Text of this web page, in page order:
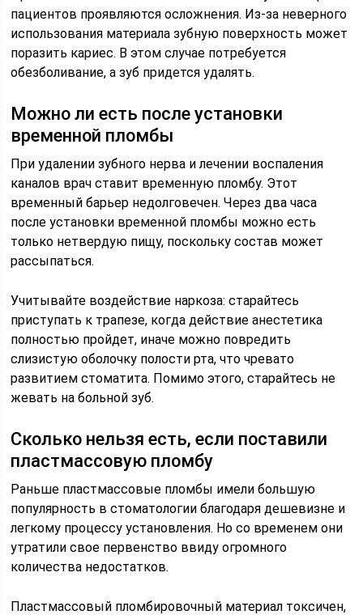
пациентов проявляются осложнения. Из-за неверного
использования материала зубную поверхность может
поразить кариес. В этом случае потребуется
обезболивание, а зуб придется удалять.
Можно ли есть после установки
временной пломбы
При удалении зубного нерва и лечении воспаления
каналов врач ставит временную пломбу. Этот
временный барьер недолговечен. Через два часа
после установки временной пломбы можно есть
только нетвердую пищу, поскольку состав может
рассыпаться.
Учитывайте воздействие наркоза: старайтесь
приступать к трапезе, когда действие анестетика
полностью пройдет, иначе можно повредить
слизистую оболочку полости рта, что чревато
развитием стоматита. Помимо этого, старайтесь не
жевать на больной зуб.
Сколько нельзя есть, если поставили
пластмассовую пломбу
Раньше пластмассовые пломбы имели большую
популярность в стоматологии благодаря дешевизне и
легкому процессу установления. Но со временем они
утратили свое первенство ввиду огромного
количества недостатков.
Пластмассовый пломбировочный материал токсичен,